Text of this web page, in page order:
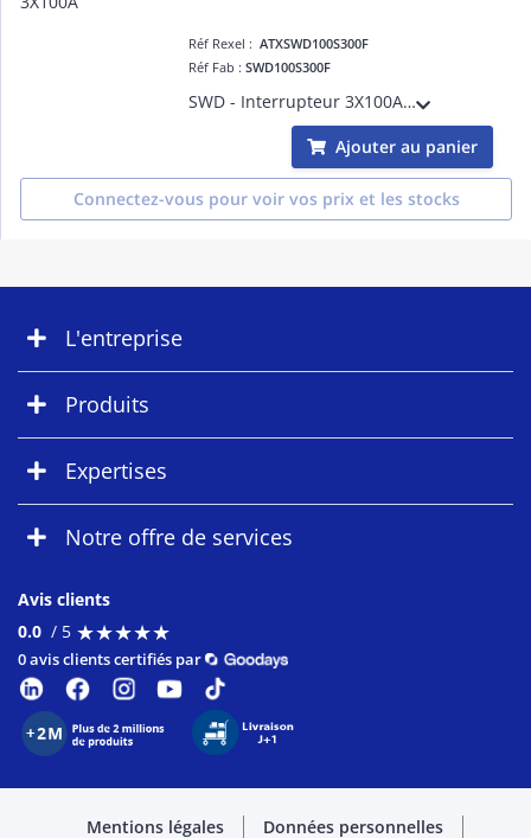
Réf Rexel :ATXSWD100S300F
Réf Fab :SWD100S300F
SWD - Interrupteur 3X100A Entrées taruadées en partie supérieure et en partie inférieure
Ajouter au panier
Connectez-vous pour voir vos prix et les stocks
L'entreprise
Produits
Expertises
Notre offre de services
Avis clients
0.0 / 5 ★★★★★
★★★★★
0 avis clients certifiés par
Mentions légales Données personnelles